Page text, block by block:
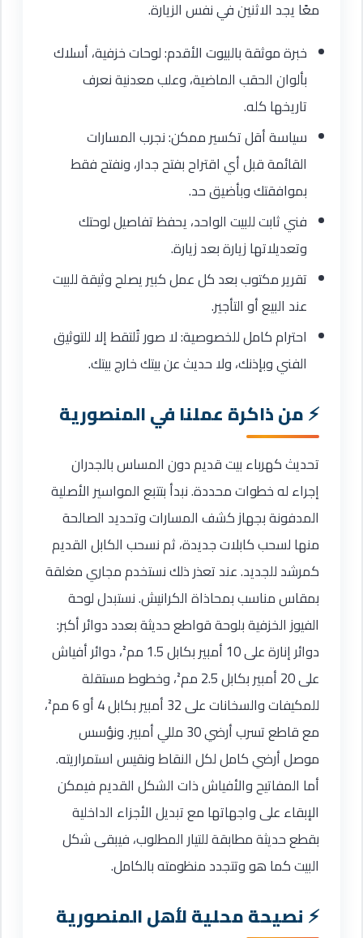
معًا يجد الاثنين في نفس الزيارة.
خبرة موثقة بالبيوت الأقدم: لوحات خزفية، أسلاك
بألوان الحقب الماضية، وعلب معدنية نعرف
تاريخها كله.
سياسة أقل تكسير ممكن: نجرب المسارات
القائمة قبل أي اقتراح بفتح جدار، ونفتح فقط
بموافقتك وبأضيق حد.
فني ثابت للبيت الواحد، يحفظ تفاصيل لوحتك
وتعديلاتها زيارة بعد زيارة.
تقرير مكتوب بعد كل عمل كبير يصلح وثيقة للبيت
عند البيع أو التأجير.
احترام كامل للخصوصية: لا صور تُلتقط إلا للتوثيق
الفني وبإذنك، ولا حديث عن بيتك خارج بيتك.
من ذاكرة عملنا في المنصورية
تحديث كهرباء بيت قديم دون المساس بالجدران
إجراء له خطوات محددة. نبدأ بتتبع المواسير الأصلية
المدفونة بجهاز كشف المسارات وتحديد الصالحة
منها لسحب كابلات جديدة، ثم نسحب الكابل القديم
كمرشد للجديد. عند تعذر ذلك نستخدم مجاري مغلقة
بمقاس مناسب بمحاذاة الكرانيش. نستبدل لوحة
الفيوز الخزفية بلوحة قواطع حديثة بعدد دوائر أكبر:
دوائر إنارة على 10 أمبير بكابل 1.5 مم²، دوائر أفياش
على 20 أمبير بكابل 2.5 مم²، وخطوط مستقلة
للمكيفات والسخانات على 32 أمبير بكابل 4 أو 6 مم²،
مع قاطع تسرب أرضي 30 مللي أمبير. ونؤسس
موصل أرضي كامل لكل النقاط ونقيس استمراريته.
أما المفاتيح والأفياش ذات الشكل القديم فيمكن
الإبقاء على واجهاتها مع تبديل الأجزاء الداخلية
بقطع حديثة مطابقة للتيار المطلوب، فيبقى شكل
البيت كما هو وتتجدد منظومته بالكامل.
نصيحة محلية لأهل المنصورية